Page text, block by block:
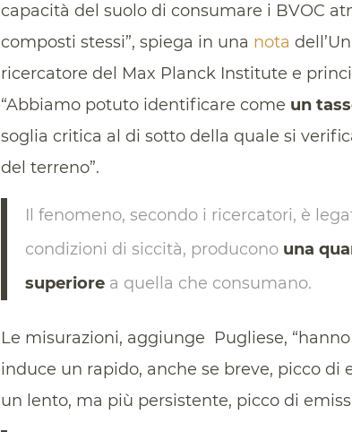
capacità del suolo di consumare i BVOC
composti stessi”, spiega in una nota
ricercatore del Max Planck Institute e
“Abbiamo potuto identificare come un
soglia critica al di sotto della quale si
del terreno”.
Il fenomeno, secondo i ricercatori, è
condizioni di siccità, producono una
superiore a quella che consumano.
Le misurazioni, aggiunge Pugliese,
induce un rapido, anche se breve, picco
un lento, ma più persistente, picco di